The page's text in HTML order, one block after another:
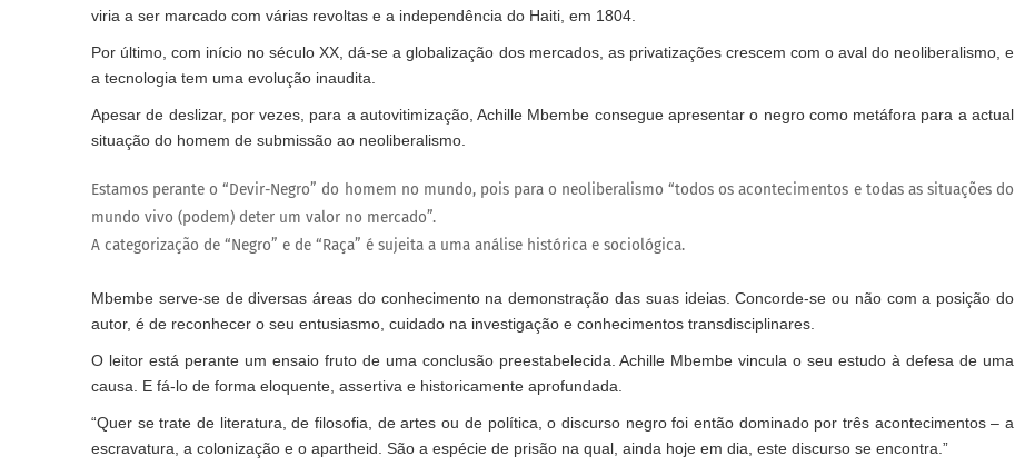
viria a ser marcado com várias revoltas e a independência do Haiti, em 1804.
Por último, com início no século XX, dá-se a globalização dos mercados, as privatizações crescem com o aval do neoliberalismo, e
a tecnologia tem uma evolução inaudita.
Apesar de deslizar, por vezes, para a autovitimização, Achille Mbembe consegue apresentar o negro como metáfora para a actual
situação do homem de submissão ao neoliberalismo.
Estamos perante o “Devir-Negro” do homem no mundo, pois para o neoliberalismo “todos os acontecimentos e todas as situações do
mundo vivo (podem) deter um valor no mercado”.
A categorização de “Negro” e de “Raça” é sujeita a uma análise histórica e sociológica.
Mbembe serve-se de diversas áreas do conhecimento na demonstração das suas ideias. Concorde-se ou não com a posição do
autor, é de reconhecer o seu entusiasmo, cuidado na investigação e conhecimentos transdisciplinares.
O leitor está perante um ensaio fruto de uma conclusão preestabelecida. Achille Mbembe vincula o seu estudo à defesa de uma
causa. E fá-lo de forma eloquente, assertiva e historicamente aprofundada.
“Quer se trate de literatura, de filosofia, de artes ou de política, o discurso negro foi então dominado por três acontecimentos – a
escravatura, a colonização e o apartheid. São a espécie de prisão na qual, ainda hoje em dia, este discurso se encontra.”